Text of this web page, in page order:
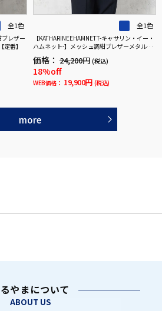
全1色
ブレザー
番】
全1色
【KATHARINEEHAMNETT-キャサリン・イー・
ハムネット-】メッシュ調紺ブレザーメタルボ
タン【セットアップ商品有】軽量イージーケ
アネイビー無地春夏
価格： 24,200円 (税込)
18%off
WEB価格： 19,900円 (税込)
more
やまについて
ABOUT US